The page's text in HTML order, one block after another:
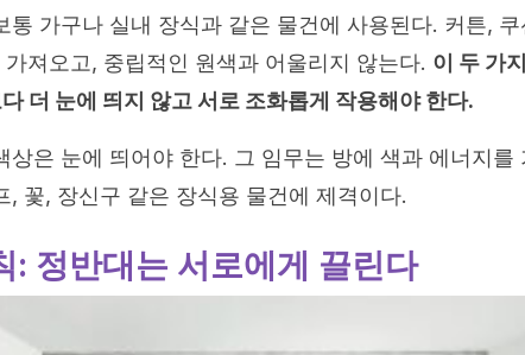
통 가구나 실내 장식과 같은 물건에 사용된다. 커튼,
져오고, 중립적인 원색과 어울리지 않는다. 이 두 가
더 눈에 띄지 않고 서로 조화롭게 작용해야 한다.
상은 눈에 띄어야 한다. 그 임무는 방에 색과 에너지를
, 꽃, 장신구 같은 장식용 물건에 제격이다.
: 정반대는 서로에게 끌린다